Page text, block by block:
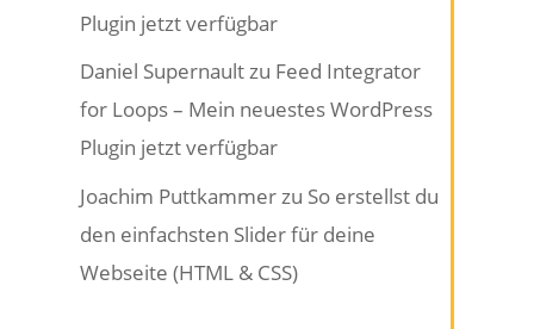
Plugin jetzt verfügbar
Daniel Supernaultzu Feed Integrator
for Loops – Mein neuestes WordPress
Plugin jetzt verfügbar
Joachim Puttkammerzu So erstellst du
den einfachsten Slider für deine
Webseite (HTML & CSS)